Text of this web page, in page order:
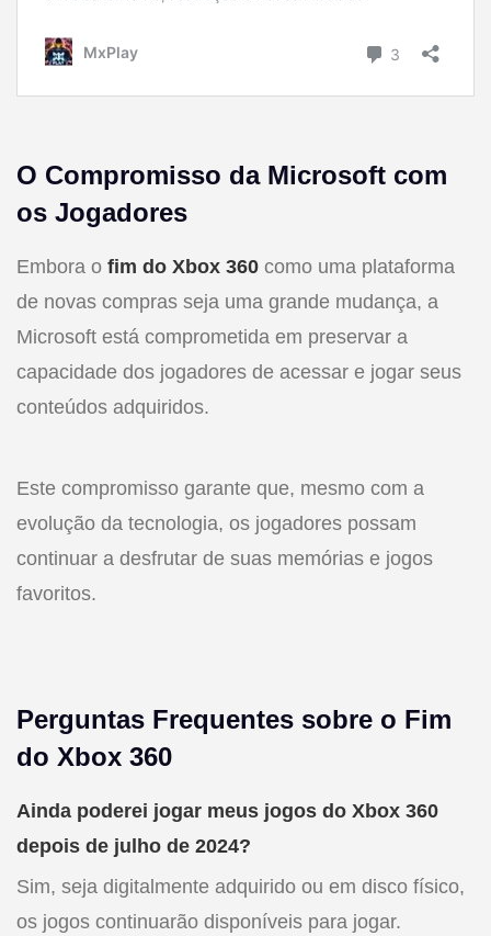
O Compromisso da Microsoft com
os Jogadores
Embora o fim do Xbox 360 como uma plataforma
de novas compras seja uma grande mudança, a
Microsoft está comprometida em preservar a
capacidade dos jogadores de acessar e jogar seus
conteúdos adquiridos.
Este compromisso garante que, mesmo com a
evolução da tecnologia, os jogadores possam
continuar a desfrutar de suas memórias e jogos
favoritos.
Perguntas Frequentes sobre o Fim
do Xbox 360
Ainda poderei jogar meus jogos do Xbox 360
depois de julho de 2024?
Sim, seja digitalmente adquirido ou em disco físico,
os jogos continuarão disponíveis para jogar.